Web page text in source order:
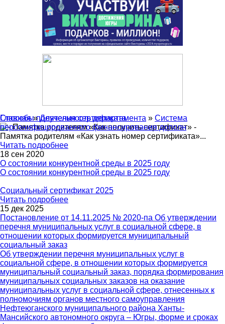
Главная»Деятельность департамента » Система
персонифицированного финансирования дополн
Способы получения сертификата
- Памятка родителям «Как получить сертификат» -
Памятка родителям «Как узнать номер сертификата»...
Читать подробнее
18 сен 2020
О состоянии конкурентной среды в 2025 году
О состоянии конкурентной среды в 2025 году
Социальный сертификат 2025
Читать подробнее
15 дек 2025
Постановление от 14.11.2025 № 2020-па Об утверждении
перечня муниципальных услуг в социальной сфере, в
отношении которых формируется муниципальный
социальный заказ
Об утверждении перечня муниципальных услуг в
социальной сфере, в отношении которых формируется
муниципальный социальный заказ, порядка формирования
муниципальных социальных заказов на оказание
муниципальных услуг в социальной сфере, отнесенных к
полномочиям органов местного самоуправления
Нефтеюганского муниципального района Ханты-
Мансийского автономного округа – Югры, форме и сроках